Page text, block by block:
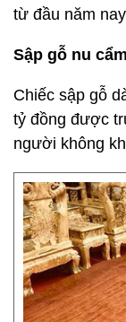
từ đầu năm
Sập gỗ nu
Chiếc sập gỗ
tỷ đồng được
người không